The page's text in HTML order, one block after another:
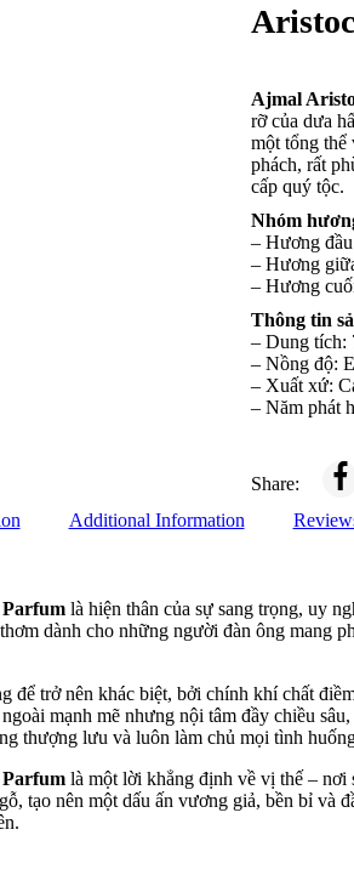
Ajmal
rỡ của dưa
một tổng thể
phách, rất
cấp quý tộc.
Nhóm
– Hương
– Hương
– Hương
Thông tin
– Dung tích:
– Nồng độ:
– Xuất xứ:
– Năm phát
Share:
Additional Information
là hiện thân của sự sang trọng, uy
dành cho những người đàn ông mang
để trở nên khác biệt, bởi chính khí chất
mạnh mẽ nhưng nội tâm đầy chiều
thượng lưu và luôn làm chủ mọi tình
là một lời khẳng định về vị thế – nơi
tạo nên một dấu ấn vương giả, bền bỉ và